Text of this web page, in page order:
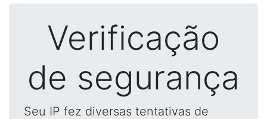
Verificação
de segurança
Seu IP fez diversas tentativas de